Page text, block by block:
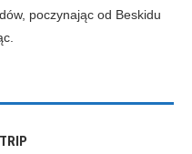
poczynając od Beskidu